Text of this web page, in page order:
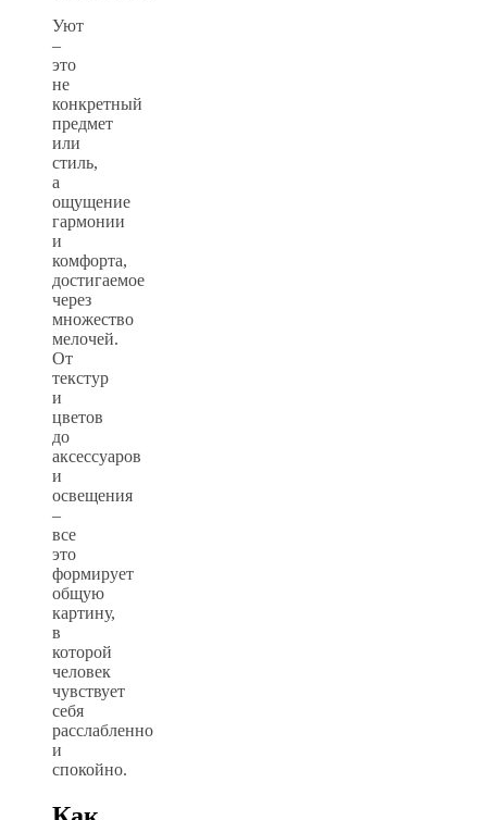
Уют
–
это
не
конкретный
предмет
или
стиль,
а
ощущение
гармонии
и
комфорта,
достигаемое
через
множество
мелочей.
От
текстур
и
цветов
до
аксессуаров
и
освещения
–
все
это
формирует
общую
картину,
в
которой
человек
чувствует
себя
расслабленно
и
спокойно.